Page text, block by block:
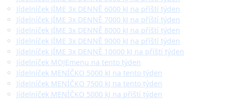
Jídelníček JÍME 3x DENNĚ 6000 kJ na příští týden
Jídelníček JÍME 3x DENNĚ 7000 kJ na příští týden
Jídelníček JÍME 3x DENNĚ 8000 kJ na příští týden
Jídelníček JÍME 3x DENNĚ 9000 kJ na příští týden
Jídelníček JÍME 3x DENNĚ 10000 kJ na příští týden
Jídelníček MOJEmenu na tento týden
Jídelníček MENÍČKO 5000 kJ na tento týden
Jídelníček MENÍČKO 7500 kJ na tento týden
Jídelníček MENÍČKO 5000 kJ na příští týden